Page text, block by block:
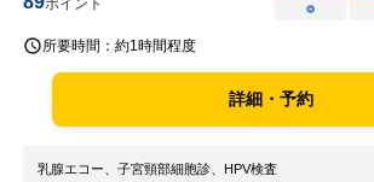
ポイント
○
所要時間： 約1時間程度
詳細・予約
乳腺エコー、子宮頸部細胞診、HPV検査